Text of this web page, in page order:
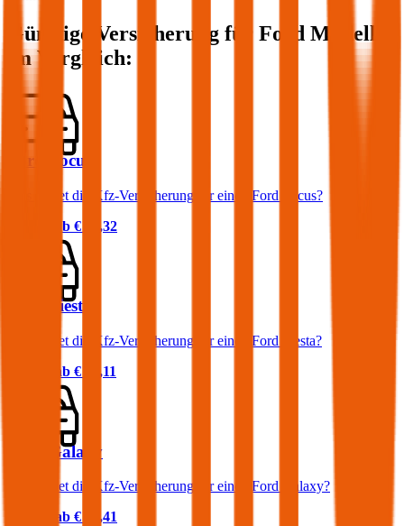
Günstige Versicherung für Ford Modelle
im Vergleich:
Ford Focus
Was kostet die Kfz-Versicherung für einen Ford Focus?
Prämie ab € 32,32
Ford Fiesta
Was kostet die Kfz-Versicherung für einen Ford Fiesta?
Prämie ab € 36,11
Ford Galaxy
Was kostet die Kfz-Versicherung für einen Ford Galaxy?
Prämie ab € 90,41